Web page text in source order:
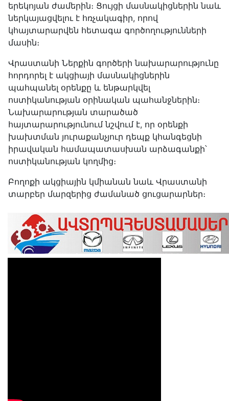
երեկոյան ժամերին։ Ցույցի մասնակիցներին նաև
ներկայացվելու է հռչակագիր, որով
կհայտարարվեն հետագա գործողությունների
մասին։
Վրաստանի Ներքին գործերի նախարարությունը
հորդորել է ակցիայի մասնակիցներին
պահպանել օրենքը և ենթարկվել
ոստիկանության օրինական պահանջներին։
Նախարարության տարածած
հայտարարությունում նշվում է, որ օրենքի
խախտման յուրաքանչյուր դեպք կհանգեցնի
իրավական համապատասխան արձագանքի՝
ոստիկանության կողմից։
Բողոքի ակցիային կմիանան նաև Վրաստանի
տարբեր մարզերից ժամանած ցուցարարներ։